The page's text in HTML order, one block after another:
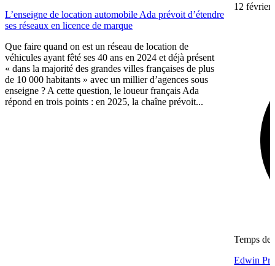
L’enseigne de location automobile Ada prévoit d’étendre
ses réseaux en licence de marque
Que faire quand on est un réseau de location de
véhicules ayant fêté ses 40 ans en 2024 et déjà présent
« dans la majorité des grandes villes françaises de plus
de 10 000 habitants » avec un millier d’agences sous
enseigne ? A cette question, le loueur français Ada
répond en trois points : en 2025, la chaîne prévoit...
12 février
Temps de
Edwin